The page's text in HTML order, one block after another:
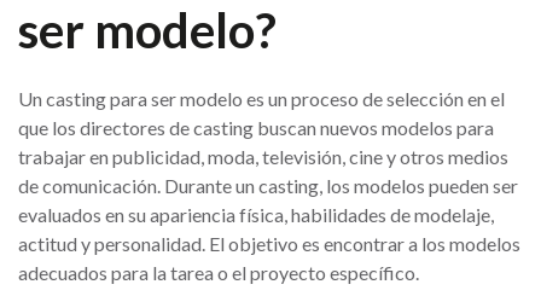
ser modelo?
Un casting para ser modelo es un proceso de selección en el
que los directores de casting buscan nuevos modelos para
trabajar en publicidad, moda, televisión, cine y otros medios
de comunicación. Durante un casting, los modelos pueden ser
evaluados en su apariencia física, habilidades de modelaje,
actitud y personalidad. El objetivo es encontrar a los modelos
adecuados para la tarea o el proyecto específico.